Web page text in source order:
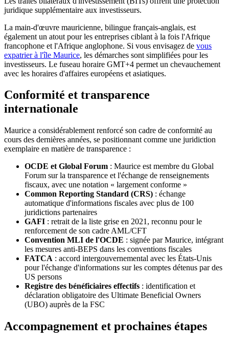
juridique supplémentaire aux investisseurs.
La main-d'œuvre mauricienne, bilingue français-anglais, est
également un atout pour les entreprises ciblant à la fois l'Afrique
francophone et l'Afrique anglophone. Si vous envisagez de vous
expatrier à l'île Maurice, les démarches sont simplifiées pour les
investisseurs. Le fuseau horaire GMT+4 permet un chevauchement
avec les horaires d'affaires européens et asiatiques.
Conformité et transparence
internationale
Maurice a considérablement renforcé son cadre de conformité au
cours des dernières années, se positionnant comme une juridiction
exemplaire en matière de transparence :
OCDE et Global Forum : Maurice est membre du Global
Forum sur la transparence et l'échange de renseignements
fiscaux, avec une notation « largement conforme »
Common Reporting Standard (CRS) : échange
automatique d'informations fiscales avec plus de 100
juridictions partenaires
GAFI : retrait de la liste grise en 2021, reconnu pour le
renforcement de son cadre AML/CFT
Convention MLI de l'OCDE : signée par Maurice, intégrant
les mesures anti-BEPS dans les conventions fiscales
FATCA : accord intergouvernemental avec les États-Unis
pour l'échange d'informations sur les comptes détenus par des
US persons
Registre des bénéficiaires effectifs : identification et
déclaration obligatoire des Ultimate Beneficial Owners
(UBO) auprès de la FSC
Accompagnement et prochaines étapes